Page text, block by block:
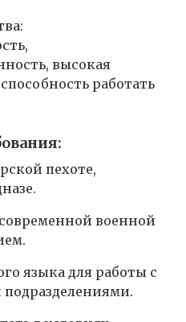
высокая
работать
пехоте,
военной
языка для работы с